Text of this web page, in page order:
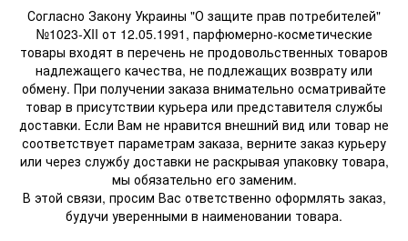
Согласно Закону Украины "О защите прав потребителей"
№1023-XII от 12.05.1991, парфюмерно-косметические
товары входят в перечень не продовольственных товаров
надлежащего качества, не подлежащих возврату или
обмену. При получении заказа внимательно осматривайте
товар в присутствии курьера или представителя службы
доставки. Если Вам не нравится внешний вид или товар не
соответствует параметрам заказа, верните заказ курьеру
или через службу доставки не раскрывая упаковку товара,
мы обязательно его заменим.
В этой связи, просим Вас ответственно оформлять заказ,
будучи уверенными в наименовании товара.